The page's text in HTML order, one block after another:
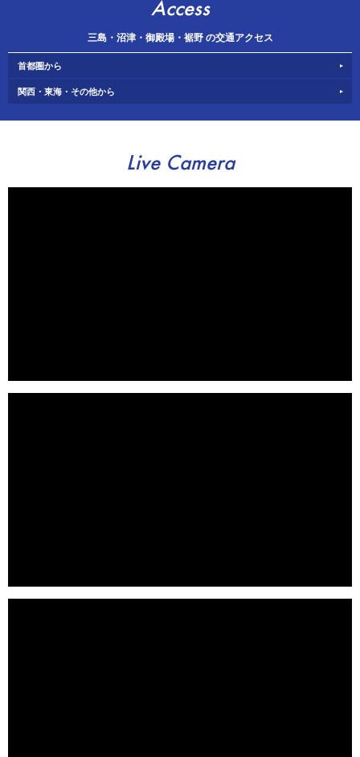
Access
三島・沼津・御殿場・裾野 の交通アクセス
首都圏から
関西・東海・その他から
Live Camera